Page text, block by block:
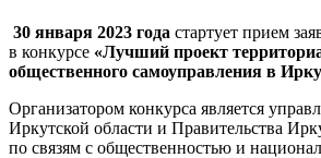
30 января 2023 года стартует прием
в конкурсе «Лучший проект
общественного самоуправления в
Организатором конкурса является
Иркутской области и Правительства
по связям с общественностью и